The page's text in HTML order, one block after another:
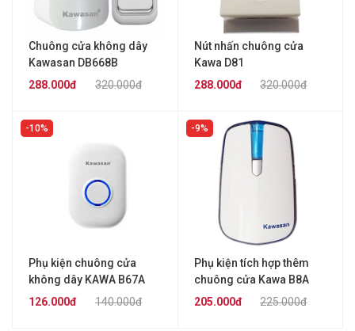
Chuông cửa không dây
Kawasan DB668B
320.000đ
288.000đ
Nút nhấn chuông cửa
Kawa D81
320.000đ
288.000đ
10%
Phụ kiện chuông cửa
không dây KAWA B67A
140.000đ
126.000đ
9%
Phụ kiện tích hợp thêm
chuông cửa Kawa B8A
225.000đ
205.000đ